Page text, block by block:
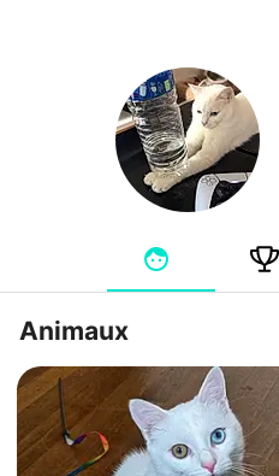
Animaux